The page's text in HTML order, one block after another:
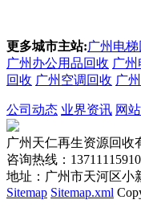
更多城市主站:广州电
广州办公用品回收 广
回收 广州空调回收 广
公司动态 业界资讯 网
广州天仁再生资源回收
咨询热线：13711115910
地址：广州市天河区小
Sitemap Sitemap.xml